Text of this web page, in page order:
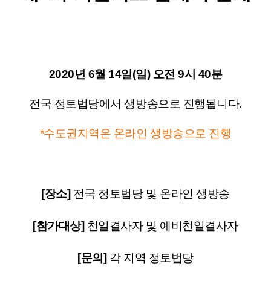
2020년 6월 14일(일) 오전 9시 40분
전국 정토법당에서 생방송으로 진행됩니다.
*수도권지역은 온라인 생방송으로 진행
[장소] 전국 정토법당 및 온라인 생방송
[참가대상] 천일결사자 및 예비천일결사자
[문의] 각 지역 정토법당